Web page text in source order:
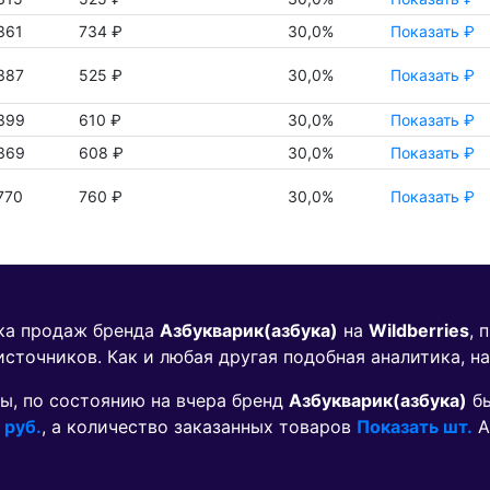
734 ₽ 30,0% Показать ₽
525 ₽ 30,0% Показать ₽
610 ₽ 30,0%
Показать ₽
608 ₽ 30,0% Показать ₽
760 ₽ 30,0% Показать ₽
продаж бренда Азбукварик(азбука) на Wildberries,
Как и любая другая подобная аналитика,
по состоянию на вчера бренд Азбукварик(азбука)
руб., а количество заказанных товаров Показать шт.